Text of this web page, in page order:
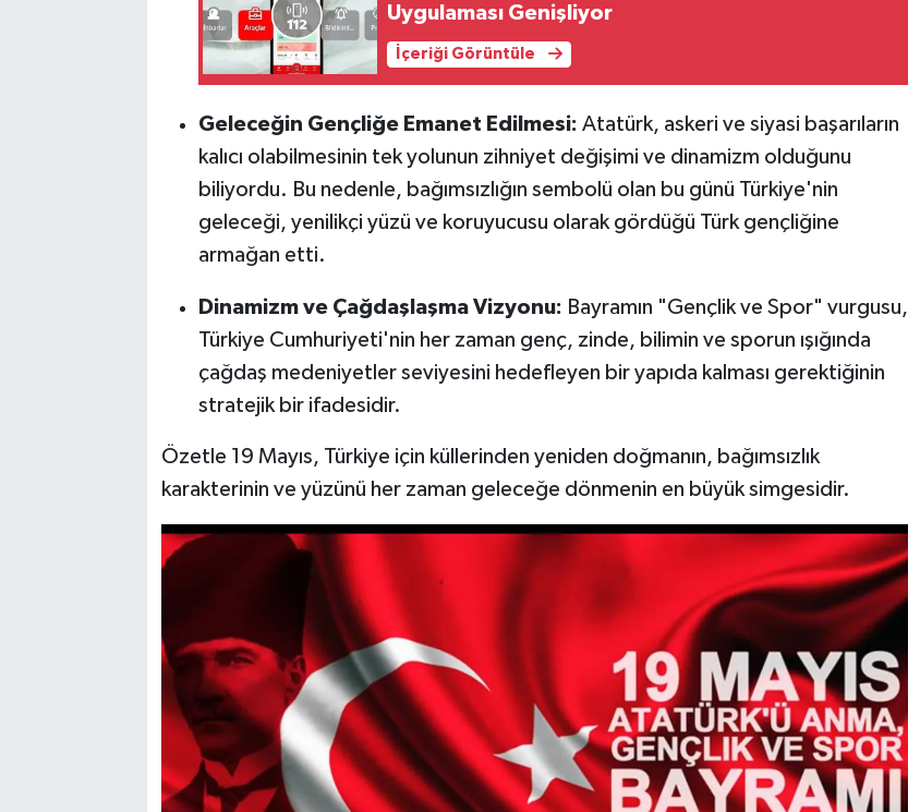
Uygulaması Genişliyor
İçeriği Görüntüle
Geleceğin Gençliğe Emanet Edilmesi: Atatürk, askeri ve siyasi başarıların
kalıcı olabilmesinin tek yolunun zihniyet değişimi ve dinamizm olduğunu
biliyordu. Bu nedenle, bağımsızlığın sembolü olan bu günü Türkiye'nin
geleceği, yenilikçi yüzü ve koruyucusu olarak gördüğü Türk gençliğine
armağan etti.
Dinamizm ve Çağdaşlaşma Vizyonu: Bayramın "Gençlik ve Spor" vurgusu,
Türkiye Cumhuriyeti'nin her zaman genç, zinde, bilimin ve sporun ışığında
çağdaş medeniyetler seviyesini hedefleyen bir yapıda kalması gerektiğinin
stratejik bir ifadesidir.
Özetle 19 Mayıs, Türkiye için küllerinden yeniden doğmanın, bağımsızlık
karakterinin ve yüzünü her zaman geleceğe dönmenin en büyük simgesidir.